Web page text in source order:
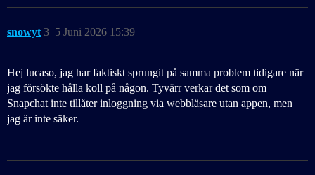
snowyt 5 Juni 2026 15:39
3
Hej lucaso, jag har faktiskt sprungit på samma problem tidigare när
jag försökte hålla koll på någon. Tyvärr verkar det som om
Snapchat inte tillåter inloggning via webbläsare utan appen, men
jag är inte säker.